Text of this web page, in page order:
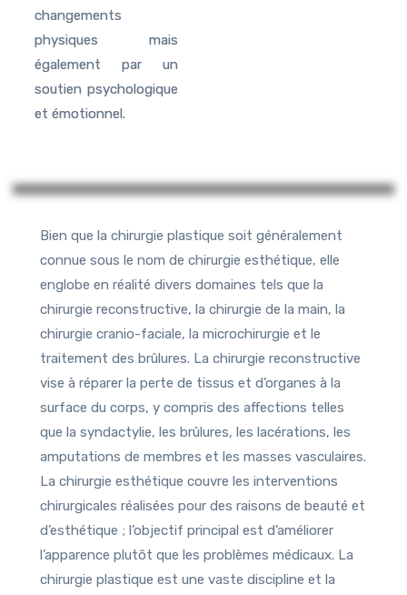
changements
physiques mais
également par un
soutien psychologique
et émotionnel.
Bien que la chirurgie plastique soit généralement
connue sous le nom de chirurgie esthétique, elle
englobe en réalité divers domaines tels que la
chirurgie reconstructive, la chirurgie de la main, la
chirurgie cranio-faciale, la microchirurgie et le
traitement des brûlures. La chirurgie reconstructive
vise à réparer la perte de tissus et d’organes à la
surface du corps, y compris des affections telles
que la syndactylie, les brûlures, les lacérations, les
amputations de membres et les masses vasculaires.
La chirurgie esthétique couvre les interventions
chirurgicales réalisées pour des raisons de beauté et
d’esthétique ; l’objectif principal est d’améliorer
l’apparence plutôt que les problèmes médicaux. La
chirurgie plastique est une vaste discipline et la